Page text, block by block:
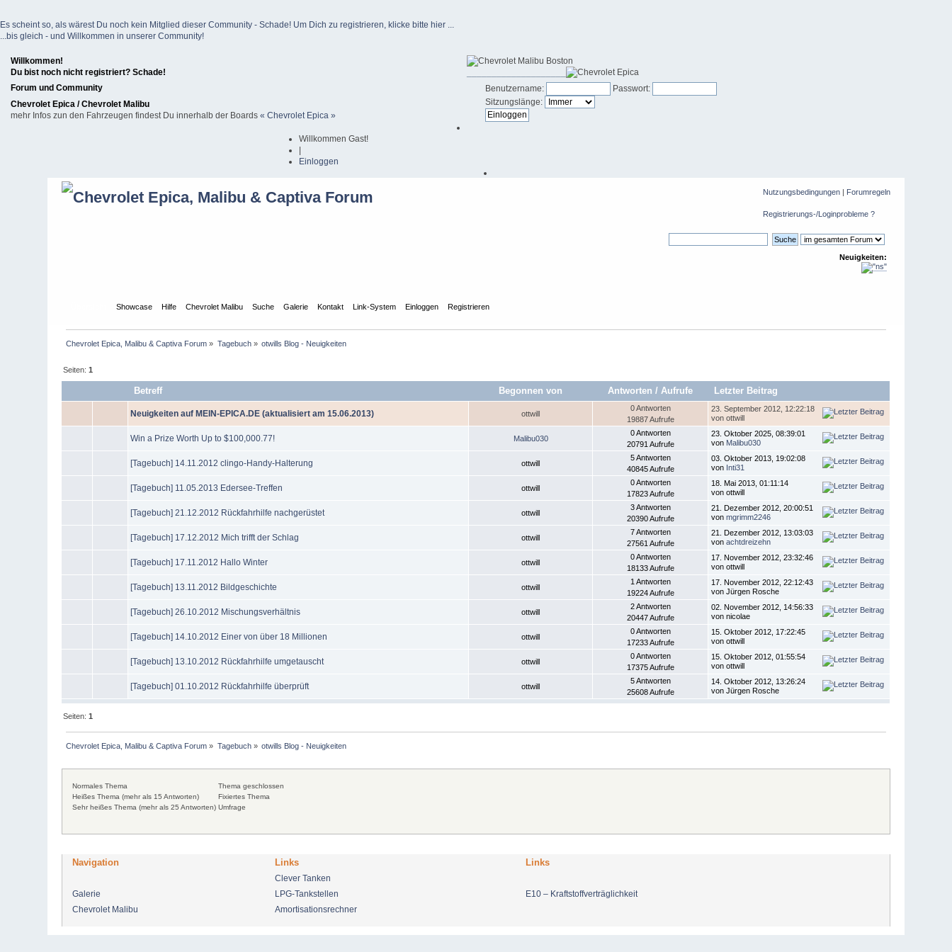
Es scheint so, als wärest Du noch kein Mitglied dieser Community - Schade! Um Dich zu registrieren, klicke bitte hier ...
...bis gleich - und Willkommen in unserer Community!
Willkommen!
Du bist noch nicht registriert? Schade!
Forum und Community
Chevrolet Epica / Chevrolet Malibu
mehr Infos zun den Fahrzeugen findest Du innerhalb der Boards « Chevrolet Epica »
Benutzername:
Passwort:
Sitzungslänge:
Willkommen Gast!
Einloggen
Nutzungsbedingungen| Forumregeln
Registrierungs-/Loginprobleme ?
Neuigkeiten:
Showcase Hilfe Chevrolet Malibu Suche Galerie Kontakt Link-System Einloggen Registrieren
Chevrolet Epica, Malibu & Captiva Forum » Tagebuch» otwills Blog - Neuigkeiten
Seiten:1
Betreff Begonnen von Antworten / Aufrufe Letzter Beitrag
Neuigkeiten auf MEIN-EPICA.DE (aktualisiert am 15.06.2013) ottwill
0 Antworten
19887 Aufrufe
23. September 2012, 12:22:18
von ottwill
Win a Prize Worth Up to $100,000.77! Malibu030
0 Antworten
20791 Aufrufe
23. Oktober 2025, 08:39:01
von Malibu030
[Tagebuch] 14.11.2012 clingo-Handy-Halterung ottwill
5 Antworten
40845 Aufrufe
03. Oktober 2013, 19:02:08
von Inti31
[Tagebuch] 11.05.2013 Edersee-Treffen ottwill
0 Antworten
17823 Aufrufe
18. Mai 2013, 01:11:14
von ottwill
[Tagebuch] 21.12.2012 Rückfahrhilfe nachgerüstet ottwill
3 Antworten
20390 Aufrufe
21. Dezember 2012, 20:00:51
vonmgrimm2246
[Tagebuch] 17.12.2012 Mich trifft der Schlag ottwill
7 Antworten
27561 Aufrufe
21. Dezember 2012, 13:03:03
vonachtdreizehn
[Tagebuch] 17.11.2012 Hallo Winter ottwill
0 Antworten
18133 Aufrufe
17. November 2012, 23:32:46
von ottwill
[Tagebuch] 13.11.2012 Bildgeschichte ottwill
1 Antworten
19224 Aufrufe
17. November 2012, 22:12:43
von Jürgen Rosche
[Tagebuch] 26.10.2012 Mischungsverhältnis ottwill
2 Antworten
20447 Aufrufe
02. November 2012, 14:56:33
von nicolae
[Tagebuch] 14.10.2012 Einer von über 18 Millionen ottwill
0 Antworten
17233 Aufrufe
15. Oktober 2012, 17:22:45
von ottwill
[Tagebuch] 13.10.2012 Rückfahrhilfe umgetauscht ottwill
0 Antworten
17375 Aufrufe
15. Oktober 2012, 01:55:54
von ottwill
[Tagebuch] 01.10.2012 Rückfahrhilfe überprüft ottwill
5 Antworten
25608 Aufrufe
14. Oktober 2012, 13:26:24
von Jürgen Rosche
Seiten:1
Chevrolet Epica, Malibu & Captiva Forum » Tagebuch» otwills Blog - Neuigkeiten
Normales Thema
Heißes Thema (mehr als 15 Antworten)
Sehr heißes Thema (mehr als 25 Antworten)
Thema geschlossen
Fixiertes Thema
Umfrage
Navigation Links Links
Clever Tanken
Galerie
LPG-Tankstellen
E10 – Kraftstoffverträglichkeit
Chevrolet Malibu
Amortisationsrechner